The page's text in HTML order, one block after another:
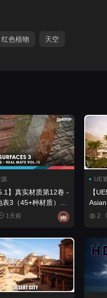
红色植物 天空
】真实材质第12卷 -
3（45+种材质）
Materials VOL.12 -
1天前
UE
【
2